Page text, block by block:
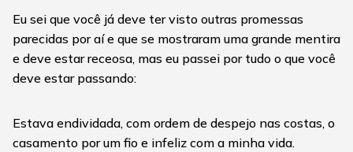
Eu sei que você já deve ter visto outras promessas
parecidas por aí e que se mostraram uma grande mentira
e deve estar receosa, mas eu passei por tudo o que você
deve estar passando:
Estava endividada, com ordem de despejo nas costas, o
casamento por um fio e infeliz com a minha vida.